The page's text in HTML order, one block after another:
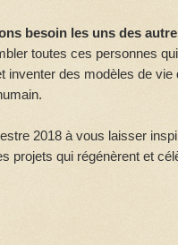
besoin les uns des
toutes ces personnes
inventer des modèles de
2018 à vous laisser
projets qui régénèrent et